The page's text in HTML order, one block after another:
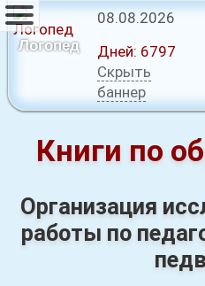
Логопед
08.08.2026
Дней: 6797
Скрыть
баннер
Книги по
Организация
работы по